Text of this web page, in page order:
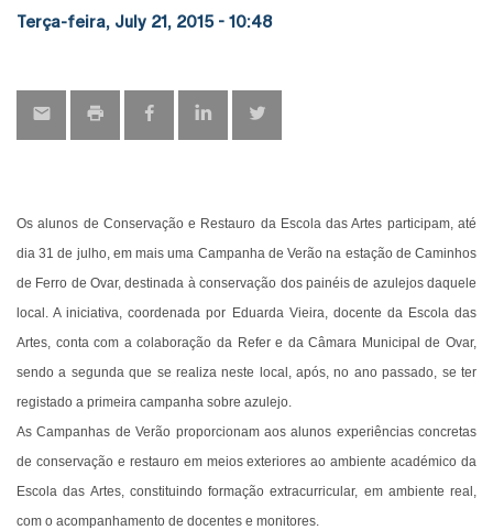
Terça-feira, July 21, 2015 - 10:48
Os alunos de Conservação e Restauro da Escola das Artes participam, até
dia 31 de julho, em mais uma Campanha de Verão na estação de Caminhos
de Ferro de Ovar, destinada à conservação dos painéis de azulejos daquele
local. A iniciativa, coordenada por Eduarda Vieira, docente da Escola das
Artes, conta com a colaboração da Refer e da Câmara Municipal de Ovar,
sendo a segunda que se realiza neste local, após, no ano passado, se ter
registado a primeira campanha sobre azulejo.
As Campanhas de Verão proporcionam aos alunos experiências concretas
de conservação e restauro em meios exteriores ao ambiente académico da
Escola das Artes, constituindo formação extracurricular, em ambiente real,
com o acompanhamento de docentes e monitores.